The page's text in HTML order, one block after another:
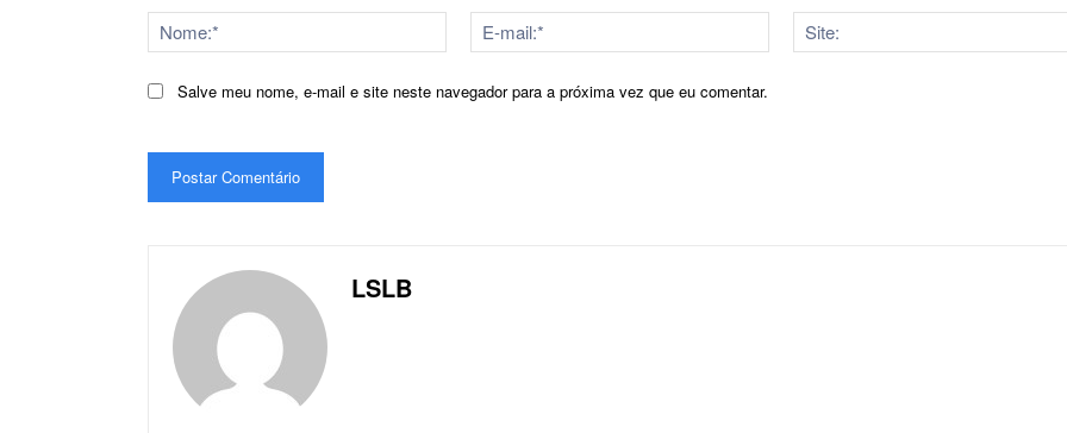
Nome:*
mail:*
Salve meu nome, e-mail e site neste navegador para a próxima vez que eu comentar.
LSLB